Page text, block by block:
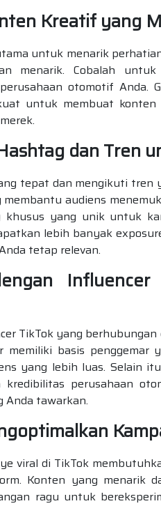
Kreatif yang
untuk menarik
menarik. Cobalah
otomotif Anda.
untuk membuat
dan Tren
tepat dan mengikuti tren
audiens
yang unik untuk
lebih banyak
tetap relevan.
TikTok yang
basis penggemar
yang lebih luas. Selain
perusahaan
Anda tawarkan.
viral di TikTok
Konten yang menarik
ragu untuk